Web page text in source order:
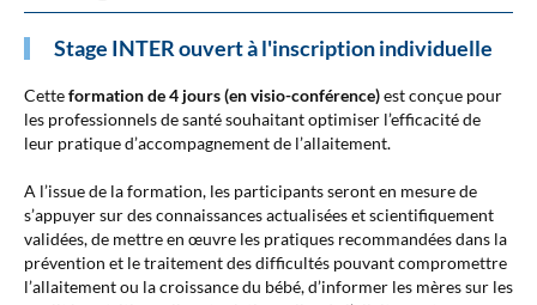
Stage INTER ouvert à l'inscription individuelle
Cetteformation de 4 jours (en visio-conférence)est conçue pour
les professionnels de santé souhaitant optimiser l’efficacité de
leur pratique d’accompagnement de l’allaitement.
A l’issue de la formation, les participants seront en mesure de
s’appuyer sur des connaissances actualisées et scientifiquement
validées, de mettre en œuvre les pratiques recommandées dans la
prévention et le traitement des difficultés pouvant compromettre
l’allaitement ou la croissance du bébé, d’informer les mères sur les